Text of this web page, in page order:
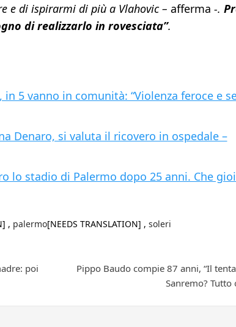
e di ispirarmi di più a Vlahovic – afferma -.
di realizzarlo in rovesciata”.
5 vanno in comunità: “Violenza feroce e
Denaro, si valuta il ricovero in ospedale –
lo stadio di Palermo dopo 25 anni. Che
, palermo[NEEDS TRANSLATION] , soleri
poi
Pippo Baudo compie 87 anni, “Il
Sanremo? Tutto